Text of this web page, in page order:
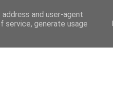
and user-agent
service, generate usage